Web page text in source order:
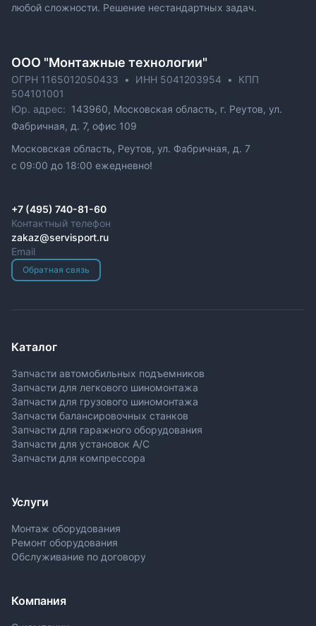
любой сложности. Решение нестандартных задач.
ОOO "Монтажные технологии"
ОГРН 1165012050433 • ИНН 5041203954 •
КПП
504101001
Юр. адрес: 143960, Московская область, г. Реутов, ул.
Фабричная, д. 7, офис 109
Московская область, Реутов, ул. Фабричная, д. 7
c 09:00 до 18:00 ежедневно!
+7 (495) 740-81-60
Контактный телефон
zakaz@servisport.ru
Email
Обратная связь
Каталог
Запчасти автомобильных подъемников
Запчасти для легкового шиномонтажа
Запчасти для грузового шиномонтажа
Запчасти балансировочных станков
Запчасти для гаражного оборудования
Запчасти для установок A/C
Запчасти для компрессора
Услуги
Монтаж оборудования
Ремонт оборудования
Обслуживание по договору
Компания